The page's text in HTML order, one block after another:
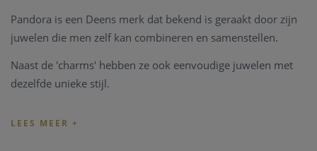
Pandora is een Deens merk dat bekend is geraakt door zijn
juwelen die men zelf kan combineren en samenstellen.
Naast de 'charms' hebben ze ook eenvoudige juwelen met
dezelfde unieke stijl.
collectie zonder rekening te houden met de bestaande